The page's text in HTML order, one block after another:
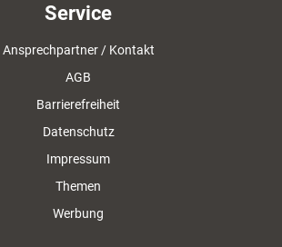
Service
Ansprechpartner / Kontakt
AGB
Barrierefreiheit
Datenschutz
Impressum
Themen
Werbung